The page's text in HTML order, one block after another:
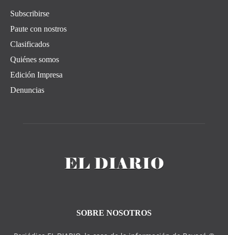
Subscribirse
Paute con nostros
Clasificados
Quiénes somos
Edición Impresa
Denuncias
SOBRE NOSOTROS